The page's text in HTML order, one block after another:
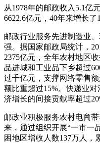
从1978年的邮政收入5.1亿
6622.6亿元，40年来增长了
邮政行业服务先进制造业
强。据国家邮政局统计，
2375亿元，全年农村地区
品进城和工业品下乡超过
过千亿元，支撑网络零售
额比重超过15%。快递业
济增长的间接贡献率超过
邮政业积极服务农村电商
来，通过组织开展“一市一
困地区增收人数137万人，